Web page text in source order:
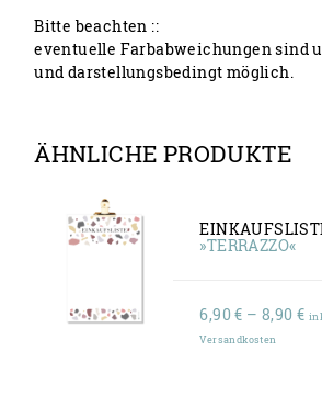
Bitte beachten ::
eventuelle Farbabweichungen sind
und darstellungsbedingt möglich.
ÄHNLICHE PRODUKTE
»TERRAZZO«
6,90€ –8,90€
Versandkosten